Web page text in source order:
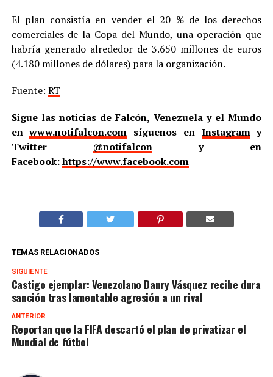
El plan consistía en vender el 20 % de los derechos
comerciales de la Copa del Mundo, una operación que
habría generado alrededor de 3.650 millones de euros
(4.180 millones de dólares) para la organización.
Fuente: RT
Sigue las noticias de Falcón, Venezuela y el Mundo
enwww.notifalcon.com síguenos en Instagramy
Twitter @notifalcony en
Facebook:https://www.facebook.com
TEMAS RELACIONADOS
SIGUIENTE
Castigo ejemplar: Venezolano Danry Vásquez recibe dura
sanción tras lamentable agresión a un rival
ANTERIOR
Reportan que la FIFA descartó el plan de privatizar el
Mundial de fútbol